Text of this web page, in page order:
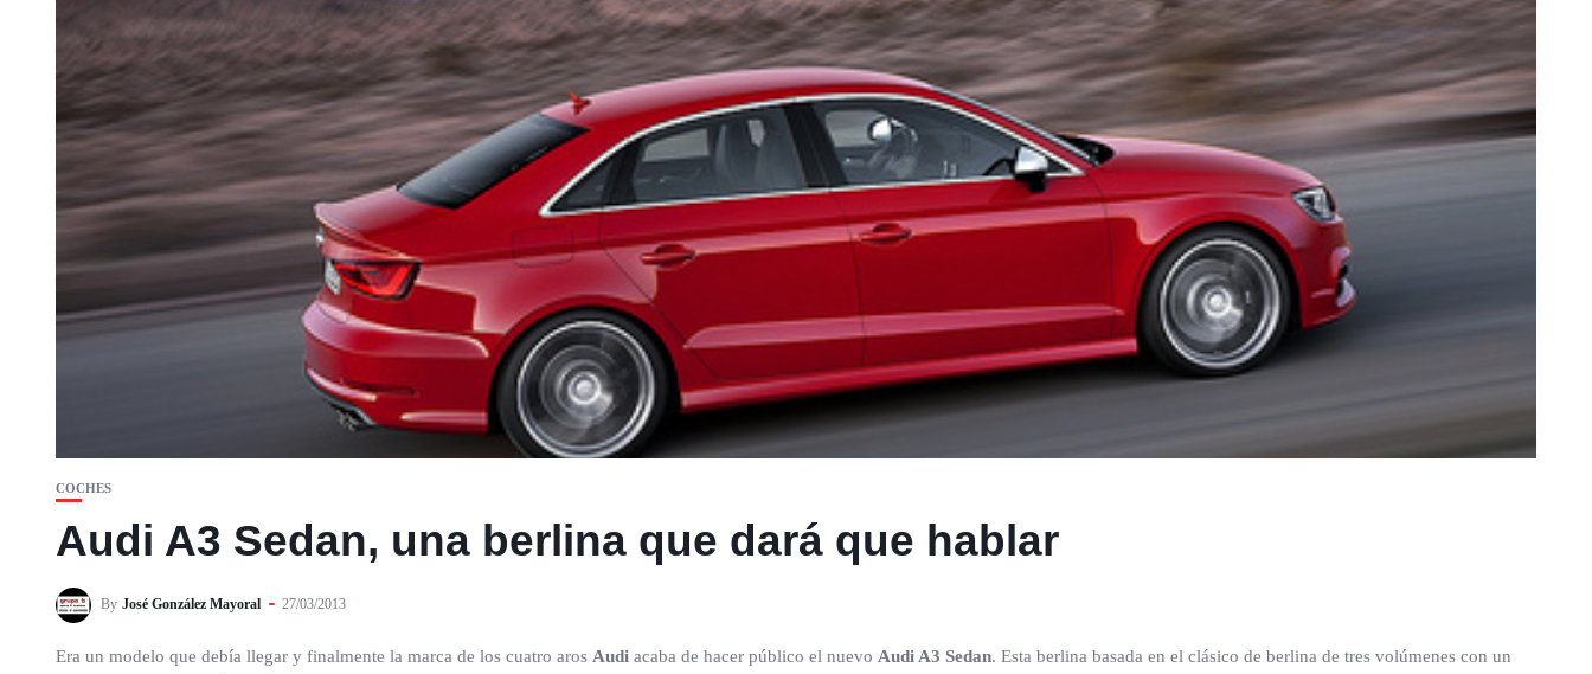
COCHES
Audi A3 Sedan, una berlina que dará que hablar
By José González Mayoral 27/03/2013
Era un modelo que debía llegar y finalmente la marca de los cuatro aros Audi acaba de hacer público el nuevo Audi A3 Sedan. Esta berlina basada en el clásico de berlina de tres volúmenes con un